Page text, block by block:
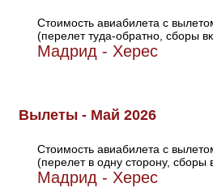
Стоимость авиабилета с
(перелет туда-обратно, сборы
Мадрид - Херес
Вылеты - Май 2026
Стоимость авиабилета с
(перелет в одну сторону, сборы
Мадрид - Херес